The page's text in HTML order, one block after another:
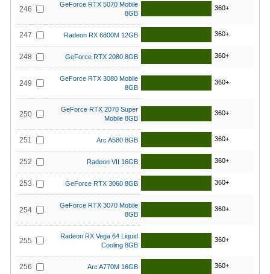
246
GeForce RTX 5070 Mobile
8GB
360+
247 Radeon RX 6800M 12GB 360+
248 GeForce RTX 2080 8GB 360+
249
GeForce RTX 3080 Mobile
8GB
360+
250
GeForce RTX 2070 Super
Mobile 8GB
360+
251 Arc A580 8GB 360+
252 Radeon VII 16GB 360+
253 GeForce RTX 3060 8GB 360+
254
GeForce RTX 3070 Mobile
8GB
360+
255
Radeon RX Vega 64 Liquid
Cooling 8GB
360+
256 Arc A770M 16GB 360+